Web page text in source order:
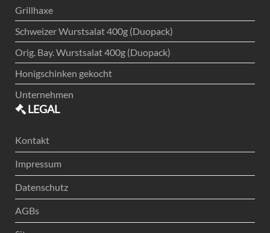
Grillhaxe
Schweizer Wurstsalat 400g (Duopack)
Orig. Bay. Wurstsalat 400g (Duopack)
Honigschinken gekocht
Unternehmen
LEGAL
Kontakt
Impressum
Datenschutz
AGBs